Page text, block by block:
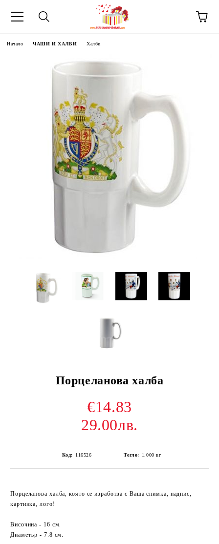
Начало ЧАШИ И ХАЛБИ Халби
Порцеланова халба
€14.83
29.00лв.
Код: 116526 Тегло: 1.000 кг
Порцеланова халба, която се изработва с Ваша снимка, надпис,
картинка, лого!
Височина - 16 см.
Диаметър - 7.8 см.